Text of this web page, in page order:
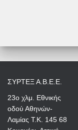
ΣΥΡΤΕΞ Α.Β.Ε.Ε.
23ο χλμ. Εθνικής
οδού Αθηνών-
Λαμίας Τ.Κ. 145 68